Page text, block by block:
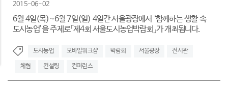
2015-06-02
6월 4일(목)~6월 7일(일) 4일간 서울광장에서 ‘함께하는 생활 속
도시농업’을 주제로「제4회 서울도시농업박람회」가 개최됩니다.
도시농업 모바일워크샵 박람회 서울광장 전시관
체험 컨설팅 컨퍼런스